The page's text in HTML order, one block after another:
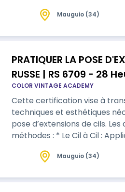
cette activité. Ce parcours permet une acquisition progressive, structurée etMauguio (34)
PRATIQUER LA POSE
RUSSE | RS 6709 - 28
COLOR VINTAGE ACADEMY
Cette certification vise à
techniques et esthétiques
pose d’extensions de cils. Les apprenants maîtriseront les deux principales
méthodes : * Le Cil à Cil : Application d’une extension synthétique sur chaque cil
Mauguio (34)